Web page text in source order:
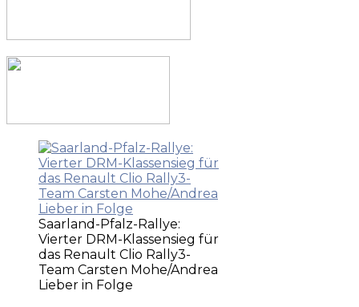
Saarland-Pfalz-Rallye:
Vierter DRM-Klassensieg für
das Renault Clio Rally3-
Team Carsten Mohe/Andrea
Lieber in Folge